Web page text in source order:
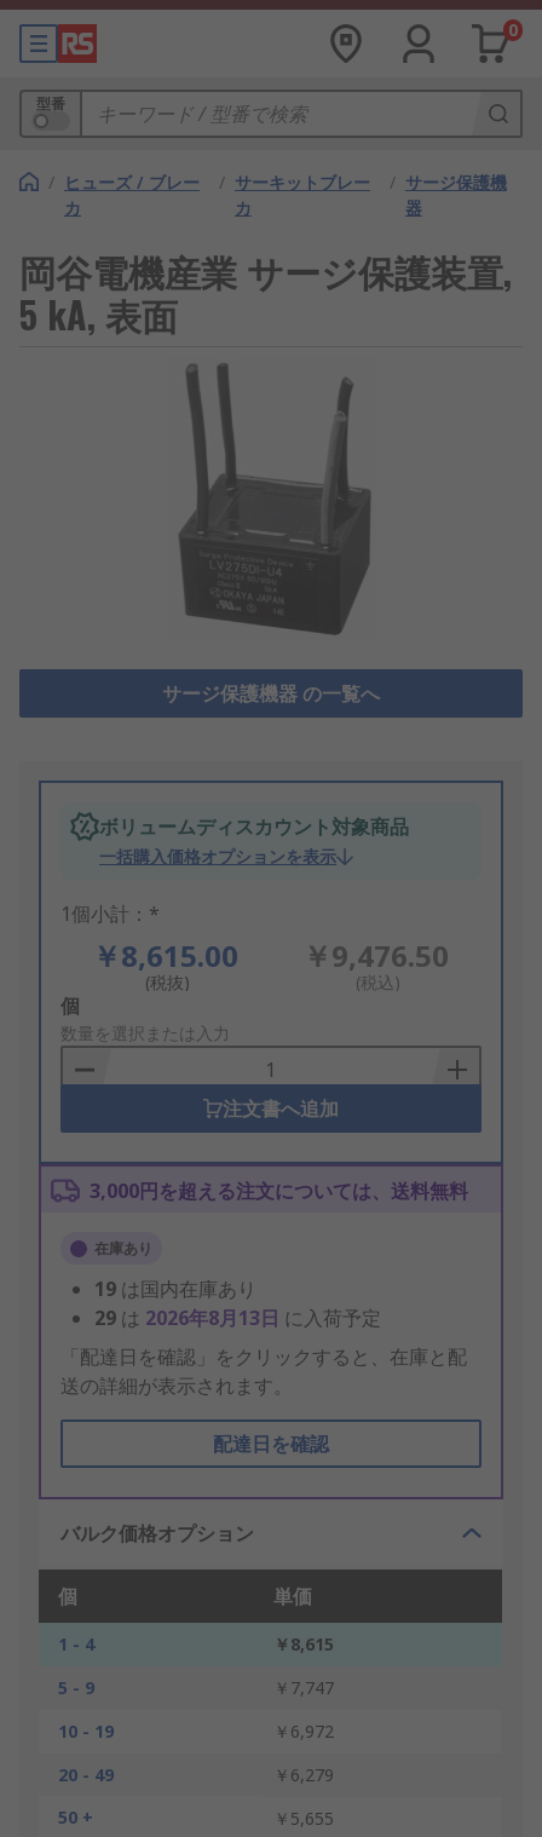
0
型番
/ ヒューズ / ブレー
カ
/ サーキットブレー
カ
/ サージ保護機
器
岡谷電機産業 サージ保護装置,
5 kA, 表面
サージ保護機器 の一覧へ
ボリュームディスカウント対象商品
一括購入価格オプションを表示
1個小計：*
￥8,615.00
(税抜)
￥9,476.50
(税込)
Add
to
Basket
個
数量を選択または入力
注文書へ追加
3,000円を超える注文については、送料無料
在庫あり
19 は国内在庫あり
29 は 2026年8月13日 に入荷予定
「配達日を確認」をクリックすると、在庫と配
送の詳細が表示されます。
配達日を確認
バルク価格オプション
個 単価
1 - 4
￥8,615
5 - 9
￥7,747
10 - 19
￥6,972
20 - 49
￥6,279
50 +
￥5,655